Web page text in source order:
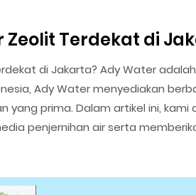
Zeolit Terdekat di
di Jakarta? Ady Water
Ady Water menyediakan
yang prima. Dalam artikel ini, kami
penjernihan air serta